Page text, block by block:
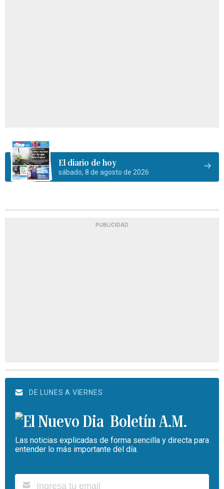
El diario de hoy
sábado, 8 de agosto de 2026
PUBLICIDAD
DE LUNES A VIERNES
Boletín A.M.
Las noticias explicadas de forma sencilla y directa para
entender lo más importante del día.